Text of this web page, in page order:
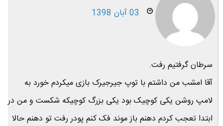
03 آبان 1398
سرطان گرفتیم رفت.
آقا امشب من داشتم با توپ جیرجیرک بازی میکردم خورد به
لامپ روشن یکی کوچیک بود یکی بزرگ کوچیکه شکست و من در
ابتدا تعجب کردم دهنم باز موند فک کنم پودر رفت تو دهنم حالا